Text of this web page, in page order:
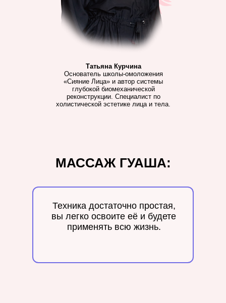
Татьяна Курчина
Основатель школы-омоложения
«Сияние Лица» и автор системы
глубокой биомеханической
реконструкции. Специалист по
холистической эстетике лица и тела.
МАССАЖ ГУАША:
Техника достаточно простая,
вы легко освоите её и будете
применять всю жизнь.